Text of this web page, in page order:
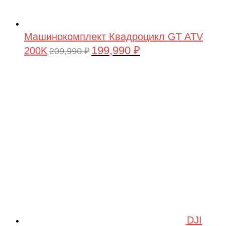
Машинокомплект Квадроцикл GT ATV
200K 209,990₽ Первоначальная
199,990 ₽
DJI